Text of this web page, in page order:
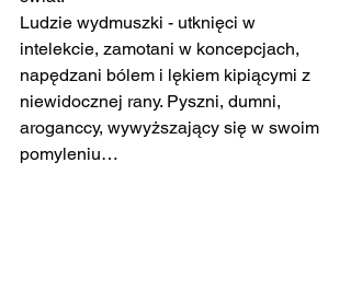
Ludzie wydmuszki - utknięci w
intelekcie, zamotani w koncepcjach,
napędzani bólem i lękiem kipiącymi z
niewidocznej rany. Pyszni, dumni,
aroganccy, wywyższający się w swoim
pomyleniu…